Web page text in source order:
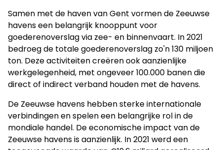
Samen met de haven van Gent vormen de Zeeuwse
havens een belangrijk knooppunt voor
goederenoverslag via zee- en binnenvaart. In 2021
bedroeg de totale goederenoverslag zo'n 130 miljoen
ton. Deze activiteiten creëren ook aanzienlijke
werkgelegenheid, met ongeveer 100.000 banen die
direct of indirect verband houden met de havens.
De Zeeuwse havens hebben sterke internationale
verbindingen en spelen een belangrijke rol in de
mondiale handel. De economische impact van de
Zeeuwse havens is aanzienlijk. In 2021 werd een